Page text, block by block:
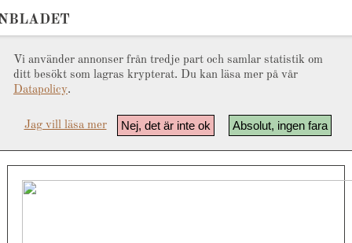
Vi använder annonser från tredje part och samlar statistik om
ditt besökt som lagras krypterat. Du kan läsa mer på vår
Datapolicy.
Absolut, ingen fara
Nej, det är inte ok
Jag vill läsa mer